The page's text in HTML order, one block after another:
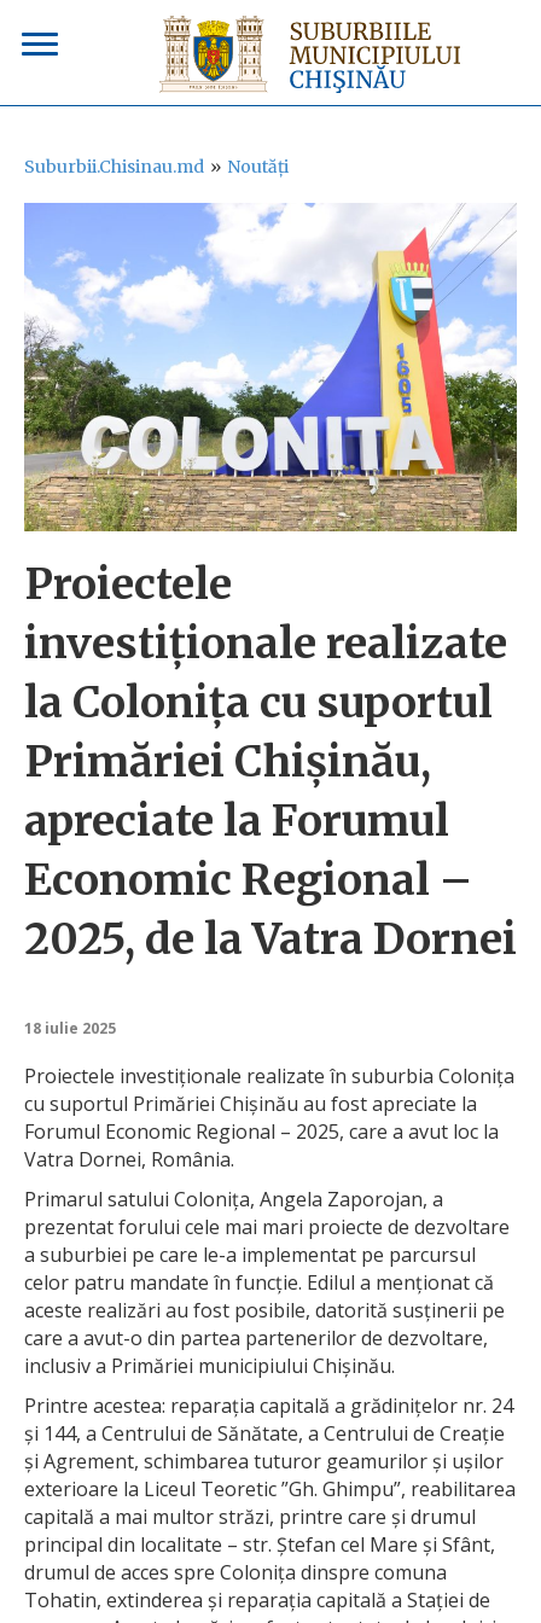
Suburbii.Chisinau.md » Noutăți
Proiectele
investiționale realizate
la Colonița cu suportul
Primăriei Chișinău,
apreciate la Forumul
Economic Regional –
2025, de la Vatra Dornei
18 iulie 2025
Proiectele investiționale realizate în suburbia Colonița
cu suportul Primăriei Chișinău au fost apreciate la
Forumul Economic Regional – 2025, care a avut loc la
Vatra Dornei, România.
Primarul satului Colonița, Angela Zaporojan, a
prezentat forului cele mai mari proiecte de dezvoltare
a suburbiei pe care le-a implementat pe parcursul
celor patru mandate în funcție. Edilul a menționat că
aceste realizări au fost posibile, datorită susținerii pe
care a avut-o din partea partenerilor de dezvoltare,
inclusiv a Primăriei municipiului Chișinău.
Printre acestea: reparația capitală a grădinițelor nr. 24
și 144, a Centrului de Sănătate, a Centrului de Creație
și Agrement, schimbarea tuturor geamurilor și ușilor
exterioare la Liceul Teoretic ”Gh. Ghimpu”, reabilitarea
capitală a mai multor străzi, printre care și drumul
principal din localitate – str. Ștefan cel Mare și Sfânt,
drumul de acces spre Colonița dinspre comuna
Tohatin, extinderea și reparația capitală a Stației de